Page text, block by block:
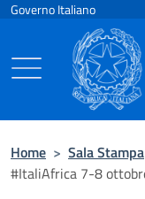
Salta al contenuto
Governo Italiano
Home > Sala Stampa
#ItaliAfrica 7-8